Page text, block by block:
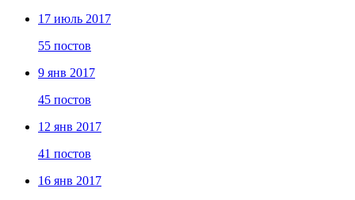
17 июль 2017
55 постов
9 янв 2017
45 постов
12 янв 2017
41 постов
16 янв 2017